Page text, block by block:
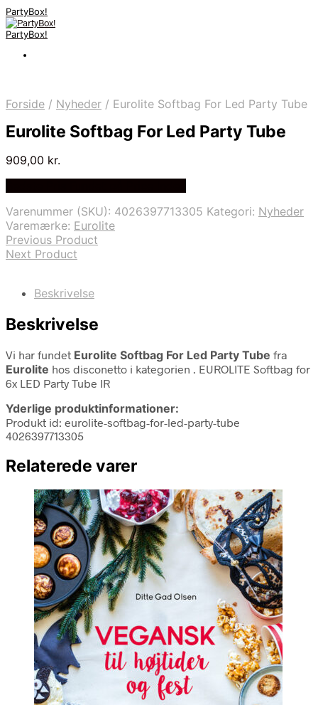
PartyBox!
PartyBox!
Forside / Nyheder / Eurolite Softbag For Led Party Tube
Eurolite Softbag For Led Party Tube
909,00 kr.
Varenummer (SKU): 4026397713305 Kategori: Nyheder
Varemærke: Eurolite
Previous Product
Next Product
Beskrivelse
Beskrivelse
Vi har fundet Eurolite Softbag For Led Party Tube fra
Eurolite hos disconetto i kategorien . EUROLITE Softbag for
6x LED Party Tube IR
Yderlige produktinformationer:
Produkt id: eurolite-softbag-for-led-party-tube
4026397713305
Relaterede varer